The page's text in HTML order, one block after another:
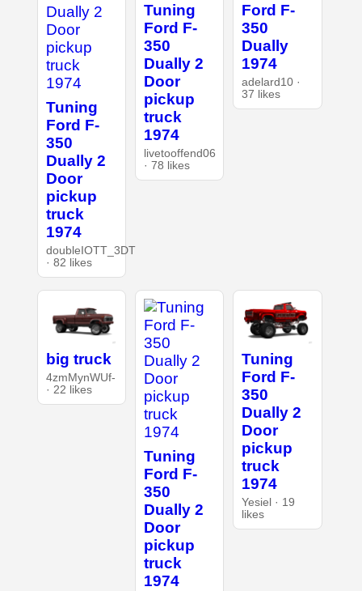
Tuning
Ford F-
350
Dually 2
Door
pickup
truck
1974
doubleIOTT_3DT
· 82 likes
Tuning
Ford F-
350
Dually 2
Door
pickup
truck
1974
livetooffend06
· 78 likes
Ford F-
350
Dually
1974
adelard10 ·
37 likes
big truck
4zmMynWUf-
· 22 likes
Tuning
Ford F-
350
Dually 2
Door
pickup
truck
1974
Tuning
Ford F-
350
Dually 2
Door
pickup
truck
1974
Yesiel · 19
likes